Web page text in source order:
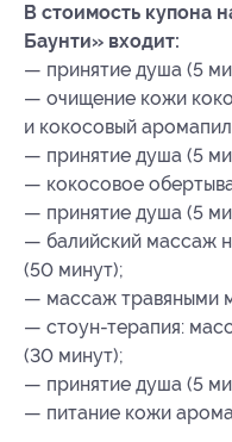
В стоимость купона
Баунти» входит:
— принятие душа (5
— очищение кожи
и кокосовый
— принятие душа (5
— кокосовое
— принятие душа (5
— балийский массаж
(50 минут);
— массаж травяными
— стоун-терапия:
(30 минут);
— принятие душа (5
— питание кожи